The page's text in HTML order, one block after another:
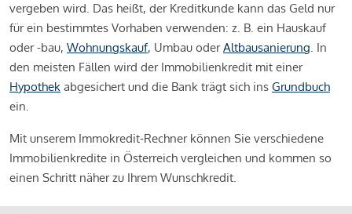
vergeben wird. Das heißt, der Kreditkunde kann das Geld nur
für ein bestimmtes Vorhaben verwenden: z. B. ein Hauskauf
oder -bau, Wohnungskauf, Umbau oderAltbausanierung. In
den meisten Fällen wird der Immobilienkredit mit einer
Hypothek abgesichert und die Bank trägt sich ins Grundbuch
ein.
Mit unserem Immokredit-Rechner können Sie verschiedene
Immobilienkredite in Österreich vergleichen und kommen so
einen Schritt näher zu Ihrem Wunschkredit.